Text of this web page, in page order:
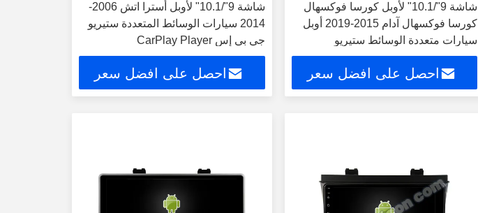
شاشة 9"/10.1" لأوبل كورسا فوكسهال
كورسا فوكسهال آدام 2015-2019 أوبل
سيارات متعددة الوسائط ستيريو
احصل على افضل سعر
شاشة 9"/10.1" لأوبل أسترا اتش 2006-
2014 سيارات الوسائط المتعددة ستيريو
جي بي إس CarPlay Player
احصل على افضل سعر